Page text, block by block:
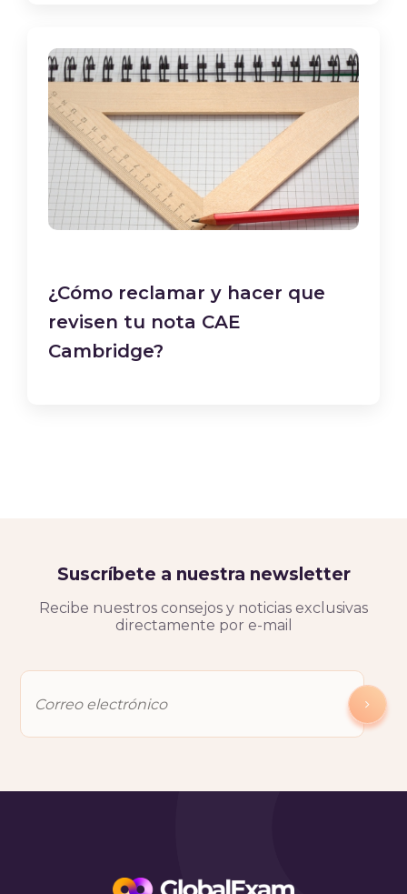
¿Cómo reclamar y hacer que
revisen tu nota CAE
Cambridge?
Suscríbete a nuestra newsletter
Recibe nuestros consejos y noticias exclusivas
directamente por e-mail